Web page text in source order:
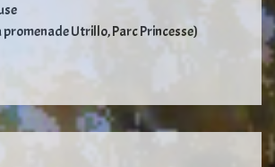
promenade Utrillo, Parc Princesse)